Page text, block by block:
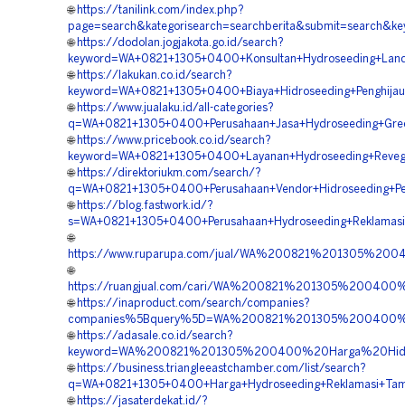
🌐 https://tanilink.com/index.php?
🌐 https://dodolan.jogjakota.go.id/search?
🌐 https://lakukan.co.id/search?
🌐 https://www.jualaku.id/all-categories?
🌐 https://www.pricebook.co.id/search?
🌐 https://direktoriukm.com/search/?
🌐 https://blog.fastwork.id/?
🌐
https://www.ruparupa.com/jual/
🌐
https://ruangjual.com/cari/
🌐 https://inaproduct.com/search/companies?
🌐 https://adasale.co.id/search?
🌐 https://business.triangleeastchamber.com/list/search?
🌐 https://jasaterdekat.id/?